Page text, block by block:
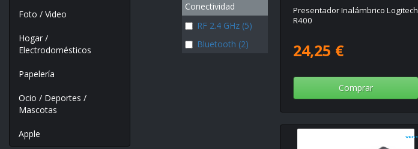
Foto / Video
Hogar /
Electrodomésticos
Papelería
Ocio / Deportes /
Mascotas
Apple
Conectividad
RF 2.4 GHz (5)
Bluetooth (2)
Presentador Inalámbrico Logitech
R400
24,25 €
Comprar